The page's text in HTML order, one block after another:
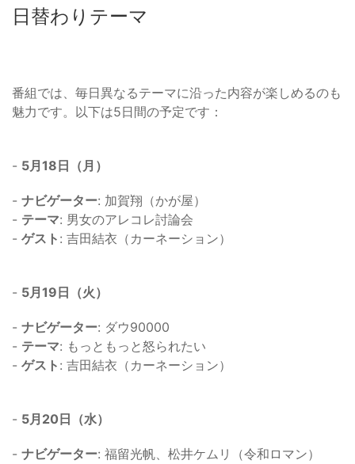
日替わりテーマ
番組では、毎日異なるテーマに沿った内容が楽しめるのも
魅力です。以下は5日間の予定です：
- 5月18日（月）
- ナビゲーター: 加賀翔（かが屋）
- テーマ: 男女のアレコレ討論会
- ゲスト : 吉田結衣（カーネーション）
- 5月19日（火）
- ナビゲーター: ダウ90000
- テーマ: もっともっと怒られたい
- ゲスト : 吉田結衣（カーネーション）
- 5月20日（水）
- ナビゲーター: 福留光帆、松井ケムリ（令和ロマン）